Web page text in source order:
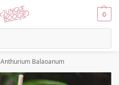
0
Anthurium Balaoanum